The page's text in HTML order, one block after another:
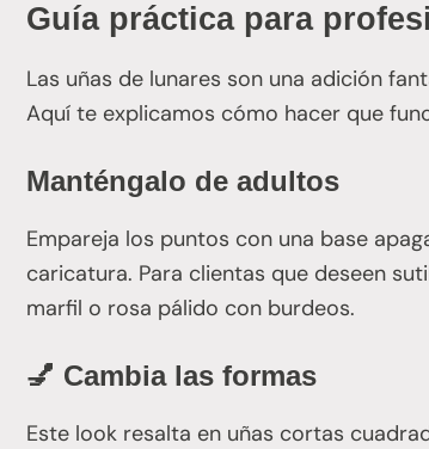
Guía práctica para
Las uñas de lunares son una adición
Aquí te explicamos cómo hacer que
Manténgalo de adultos
Empareja los puntos con una base
caricatura. Para clientas que deseen
marfil o rosa pálido con burdeos.
💅 Cambia las formas
Este look resalta en uñas cortas